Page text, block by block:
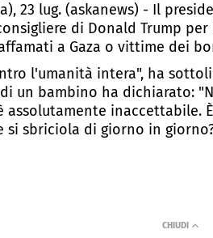
23 lug. (askanews) - Il
di Donald Trump
a Gaza o vittime dei
l'umanità intera", ha
un bambino ha dichiarato:
assolutamente
si sbriciola di giorno in